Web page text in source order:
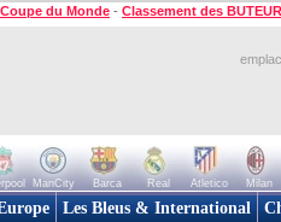
du Monde - Classement des
ManCity Barca Real Atletico Milan
Les Bleus & International